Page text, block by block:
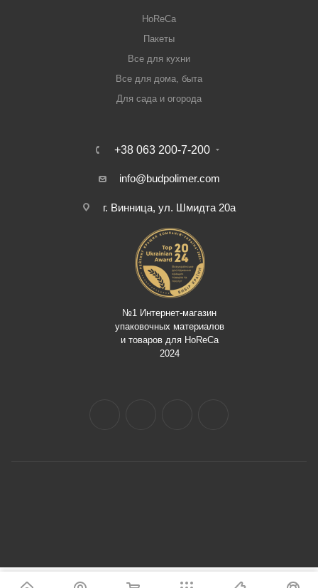
HoReCa
Пакеты
Все для кухни
Все для дома, быта
Для сада и огорода
+38 063 200-7-200
info@budpolimer.com
г. Винница, ул. Шмидта 20а
№1 Интернет-магазин
упаковочных материалов
и товаров для HoReCa
2024